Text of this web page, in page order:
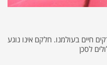
חיים בעולמנו. חלקם אינו נוגע
לסכן